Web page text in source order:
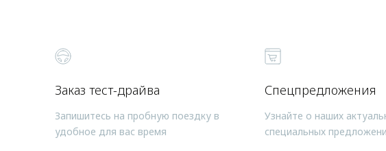
Заказ тест-драйва
Запишитесь на пробную поездку в
удобное для вас время
Спецпредложения
Узнайте о наших
специальных